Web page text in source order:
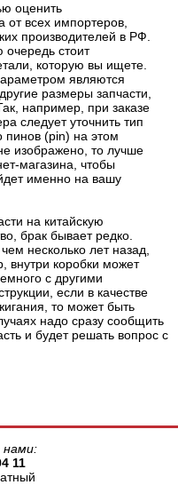
оценить
всех импортеров,
производителей в РФ.
стоит
которую вы ищете.
являются
размеры запчасти,
например, при заказе
следует уточнить тип
пинов (pin) на этом
изображено, то лучше
магазина, чтобы
именно на вашу
на китайскую
брак бывает редко.
несколько лет назад,
внутри коробки может
с другими
если в качестве
то может быть
надо сразу сообщить
и будет решать вопрос с
нами:
11